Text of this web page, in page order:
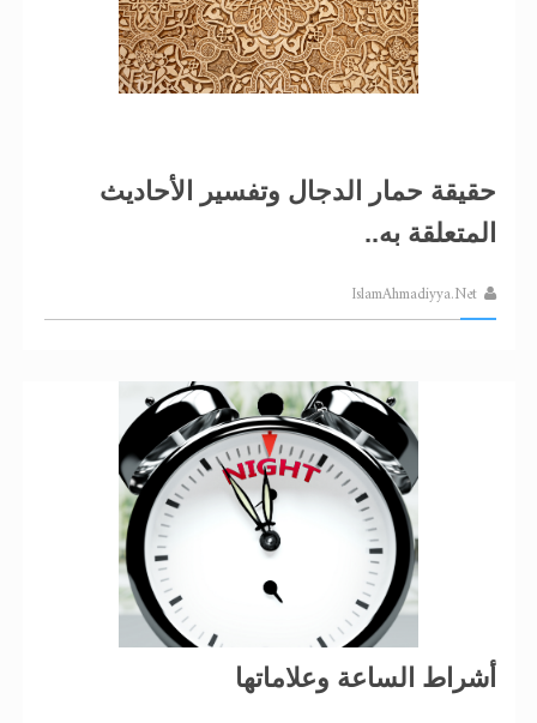
حقيقة حمار الدجال وتفسير الأحاديث
المتعلقة به..
IslamAhmadiyya.Net
أشراط الساعة وعلاماتها